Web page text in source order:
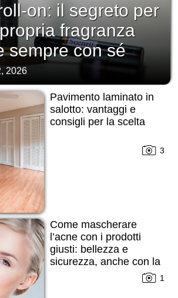
on: il segreto per
fragranza
sempre con sé
2026
Pavimento laminato in
salotto: vantaggi e
consigli per la scelta
3
Come mascherare
l’acne con i prodotti
giusti: bellezza e
sicurezza, anche con la
1